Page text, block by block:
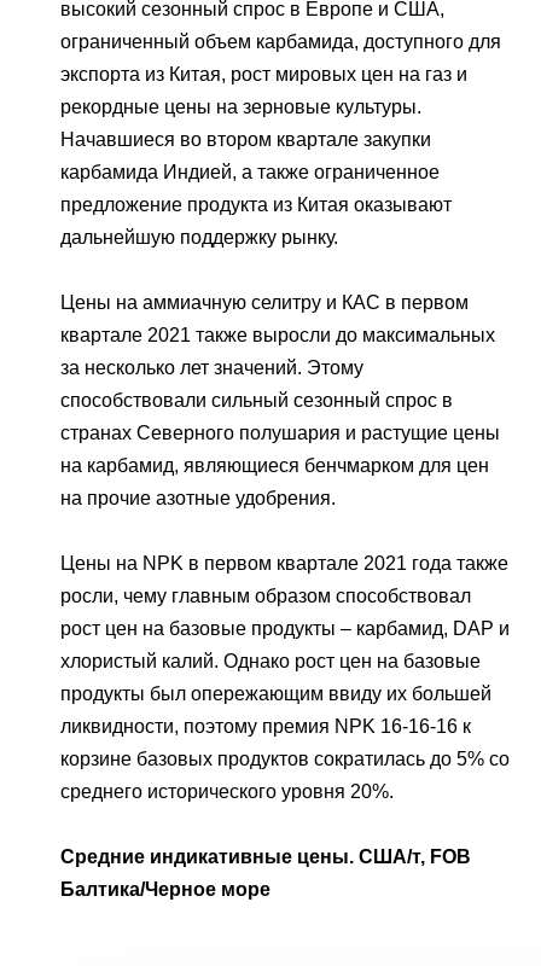
высокий сезонный спрос в Европе и США,
ограниченный объем карбамида, доступного для
экспорта из Китая, рост мировых цен на газ и
рекордные цены на зерновые культуры.
Начавшиеся во втором квартале закупки
карбамида Индией, а также ограниченное
предложение продукта из Китая оказывают
дальнейшую поддержку рынку.
Цены на аммиачную селитру и КАС в первом
квартале 2021 также выросли до максимальных
за несколько лет значений. Этому
способствовали сильный сезонный спрос в
странах Северного полушария и растущие цены
на карбамид, являющиеся бенчмарком для цен
на прочие азотные удобрения.
Цены на NPK в первом квартале 2021 года также
росли, чему главным образом способствовал
рост цен на базовые продукты – карбамид, DAP и
хлористый калий. Однако рост цен на базовые
продукты был опережающим ввиду их большей
ликвидности, поэтому премия NPK 16-16-16 к
корзине базовых продуктов сократилась до 5% со
среднего исторического уровня 20%.
Средние индикативные цены. США/т, FOB
Балтика/Черное море